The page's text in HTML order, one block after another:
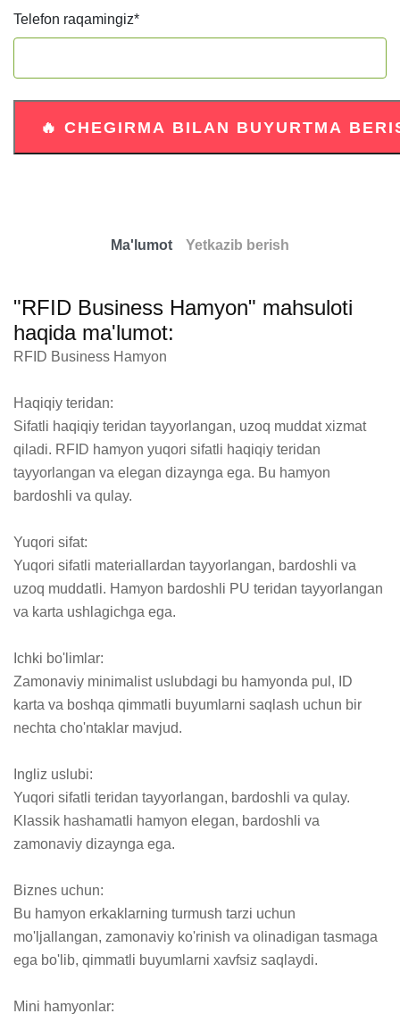
Telefon raqamingiz*
Ma'lumot Yetkazib berish
"RFID Business Hamyon" mahsuloti
haqida ma'lumot:
RFID Business Hamyon
Haqiqiy teridan:
Sifatli haqiqiy teridan tayyorlangan, uzoq muddat xizmat
qiladi. RFID hamyon yuqori sifatli haqiqiy teridan
tayyorlangan va elegan dizaynga ega. Bu hamyon
bardoshli va qulay.
Yuqori sifat:
Yuqori sifatli materiallardan tayyorlangan, bardoshli va
uzoq muddatli. Hamyon bardoshli PU teridan tayyorlangan
va karta ushlagichga ega.
Ichki bo'limlar:
Zamonaviy minimalist uslubdagi bu hamyonda pul, ID
karta va boshqa qimmatli buyumlarni saqlash uchun bir
nechta cho'ntaklar mavjud.
Ingliz uslubi:
Yuqori sifatli teridan tayyorlangan, bardoshli va qulay.
Klassik hashamatli hamyon elegan, bardoshli va
zamonaviy dizaynga ega.
Biznes uchun:
Bu hamyon erkaklarning turmush tarzi uchun
mo'ljallangan, zamonaviy ko'rinish va olinadigan tasmaga
ega bo'lib, qimmatli buyumlarni xavfsiz saqlaydi.
Mini hamyonlar: